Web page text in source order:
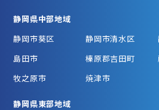
静岡県中部地域
静岡市葵区
静岡市清水区
島田市
榛原郡吉田町
牧之原市
焼津市
静岡県東部地域